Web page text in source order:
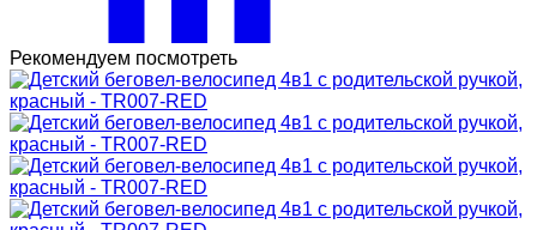
Рекомендуем посмотреть